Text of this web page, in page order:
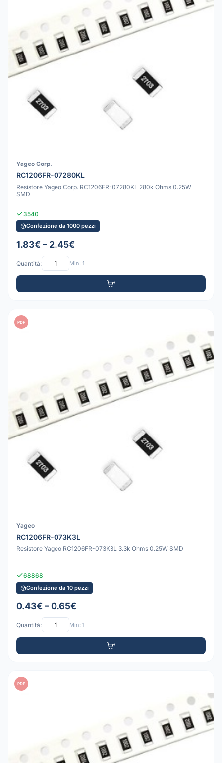
Yageo Corp.
RC1206FR-07280KL
Resistore Yageo Corp. RC1206FR-07280KL 280k Ohms 0.25W
SMD
3540
Confezione da 1000 pezzi
1.83€ – 2.45€
Quantità: Min: 1
PDF
Yageo
RC1206FR-073K3L
Resistore Yageo RC1206FR-073K3L 3.3k Ohms 0.25W SMD
68868
Confezione da 10 pezzi
0.43€ – 0.65€
Quantità: Min: 1
PDF